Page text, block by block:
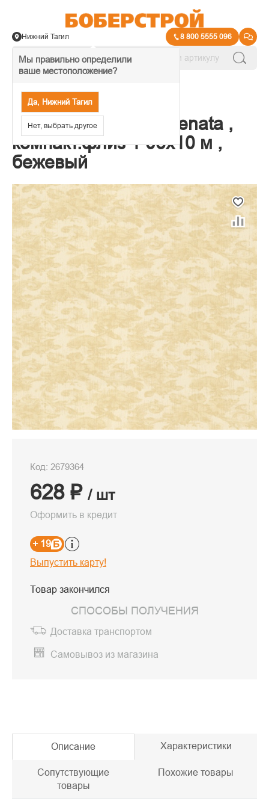
Мы правильно определили
ваше местоположение?
Да, Нижний Тагил
Нет, выбрать другое
Нижний Тагил 8 800 5555 096
45-260-02 Обои Serenata ,
компакт.флиз 1 06х10 м ,
бежевый
Код: 2679364
628 ₽ / шт
Оформить в кредит
+ 19
Выпустить карту!
Товар закончился
СПОСОБЫ ПОЛУЧЕНИЯ
Доставка транспортом
Самовывоз из магазина
Описание Характеристики
Сопутствующие
товары
Похожие товары